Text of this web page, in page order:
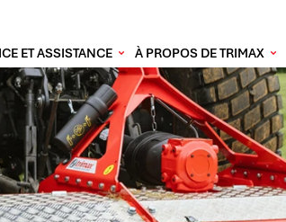
ET ASSISTANCE À PROPOS DE TRIMAX